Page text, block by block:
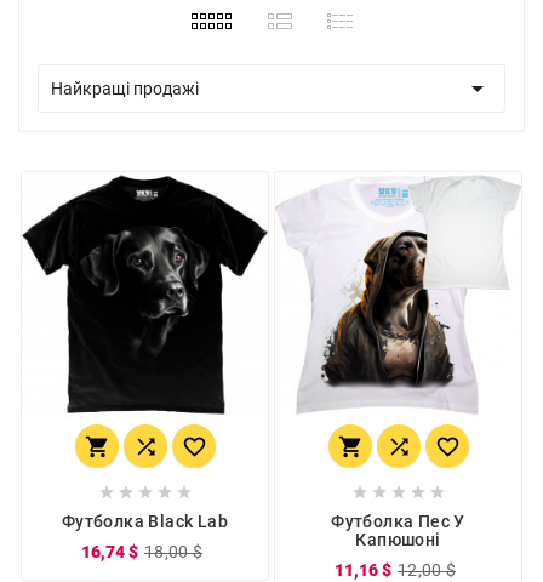
Найкращі продажі 
  
    
Футболка Black Lab
16,74 $ 18,00 $
  
    
Футболка Пес У
Капюшоні
11,16 $ 12,00 $